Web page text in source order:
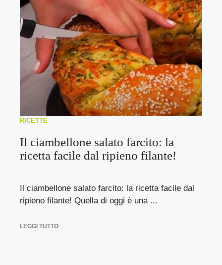
RICETTE
Il ciambellone salato farcito: la
ricetta facile dal ripieno filante!
Il ciambellone salato farcito: la ricetta facile dal
ripieno filante! Quella di oggi è una ...
LEGGI TUTTO